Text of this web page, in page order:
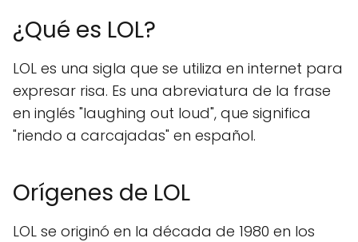
¿Qué es LOL?
LOL es una sigla que se utiliza en internet para
expresar risa. Es una abreviatura de la frase
en inglés "laughing out loud", que significa
"riendo a carcajadas" en español.
Orígenes de LOL
LOL se originó en la década de 1980 en los